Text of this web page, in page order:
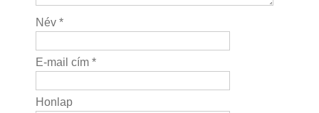
Név *
E-mail cím *
Honlap